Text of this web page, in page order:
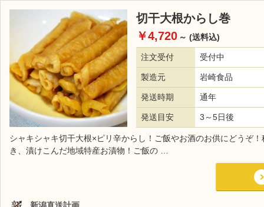
切干大根からし巻
￥4,720 ～ (送料込)
注文受付 受付中
製造元 岩崎食品
発送時期 通年
発送目安 3～5日後
シャキシャキ切干大根×ピリ辛からし！ご飯やお酒のお供にどうぞ
き、漬けこんだ地域特産お漬物！ご飯の …